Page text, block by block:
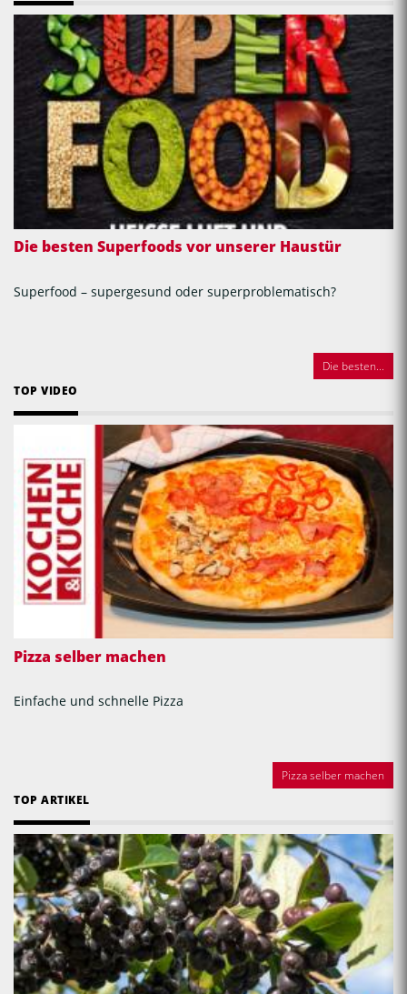
Die besten Superfoods vor unserer Haustür
Superfood – supergesund oder superproblematisch?
Die besten...
TOP VIDEO
Pizza selber machen
Einfache und schnelle Pizza
Pizza selber machen
TOP ARTIKEL